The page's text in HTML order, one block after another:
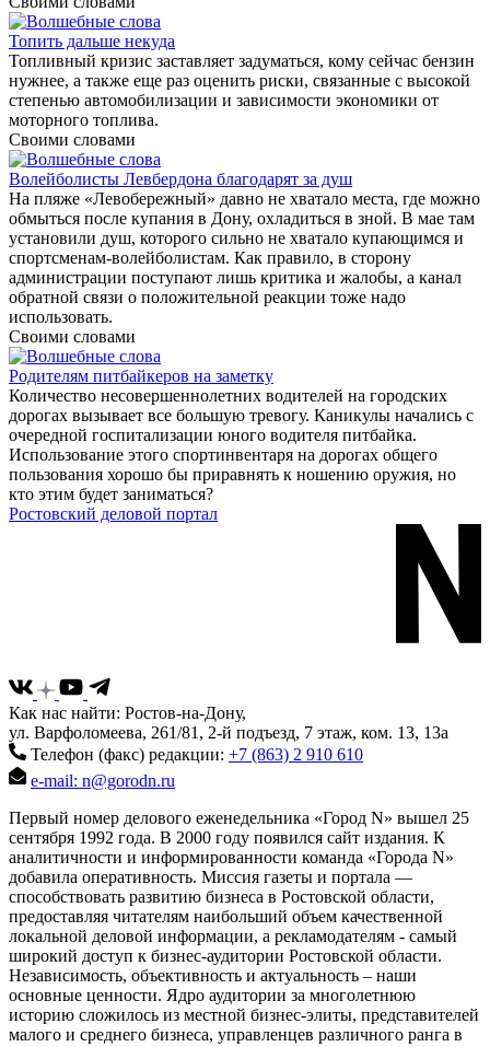
Топить дальше некуда
Топливный кризис заставляет задуматься, кому сейчас бензин
нужнее, а также еще раз оценить риски, связанные с высокой
степенью автомобилизации и зависимости экономики от
моторного топлива.
Своими словами
Волейболисты Левбердона благодарят за душ
На пляже «Левобережный» давно не хватало места, где можно
обмыться после купания в Дону, охладиться в зной. В мае там
установили душ, которого сильно не хватало купающимся и
спортсменам-волейболистам. Как правило, в сторону
администрации поступают лишь критика и жалобы, а канал
обратной связи о положительной реакции тоже надо
использовать.
Своими словами
Родителям питбайкеров на заметку
Количество несовершеннолетних водителей на городских
дорогах вызывает все большую тревогу. Каникулы начались с
очередной госпитализации юного водителя питбайка.
Использование этого спортинвентаря на дорогах общего
пользования хорошо бы приравнять к ношению оружия, но
кто этим будет заниматься?
Ростовский деловой портал
Как нас найти: Ростов-на-Дону,
ул. Варфоломеева, 261/81, 2-й подъезд, 7 этаж, ком. 13, 13а
Телефон (факс) редакции: +7 (863) 2 910 610
e-mail: n@gorodn.ru
Первый номер делового еженедельника «Город N» вышел 25
сентября 1992 года. В 2000 году появился сайт издания. К
аналитичности и информированности команда «Города N»
добавила оперативность. Миссия газеты и портала —
способствовать развитию бизнеса в Ростовской области,
предоставляя читателям наибольший объем качественной
локальной деловой информации, а рекламодателям - самый
широкий доступ к бизнес-аудитории Ростовской области.
Независимость, объективность и актуальность – наши
основные ценности. Ядро аудитории за многолетнюю
историю сложилось из местной бизнес-элиты, представителей
малого и среднего бизнеса, управленцев различного ранга в